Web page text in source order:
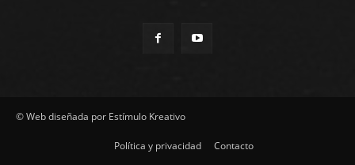
© Web diseñada por Estímulo Kreativo
Política y privacidad Contacto